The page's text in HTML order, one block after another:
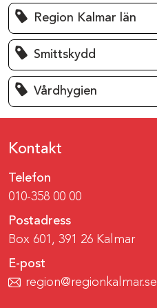
Region Kalmar län
Smittskydd
Vårdhygien
Kontakt
Telefon
010-358 00 00
Postadress
Box 601, 391 26 Kalmar
E-post
region@regionkalmar.se